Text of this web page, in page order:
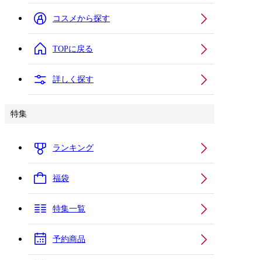
コスメから探す
TOPに戻る
詳しく探す
特集
ランキング
福袋
特集一覧
予約商品